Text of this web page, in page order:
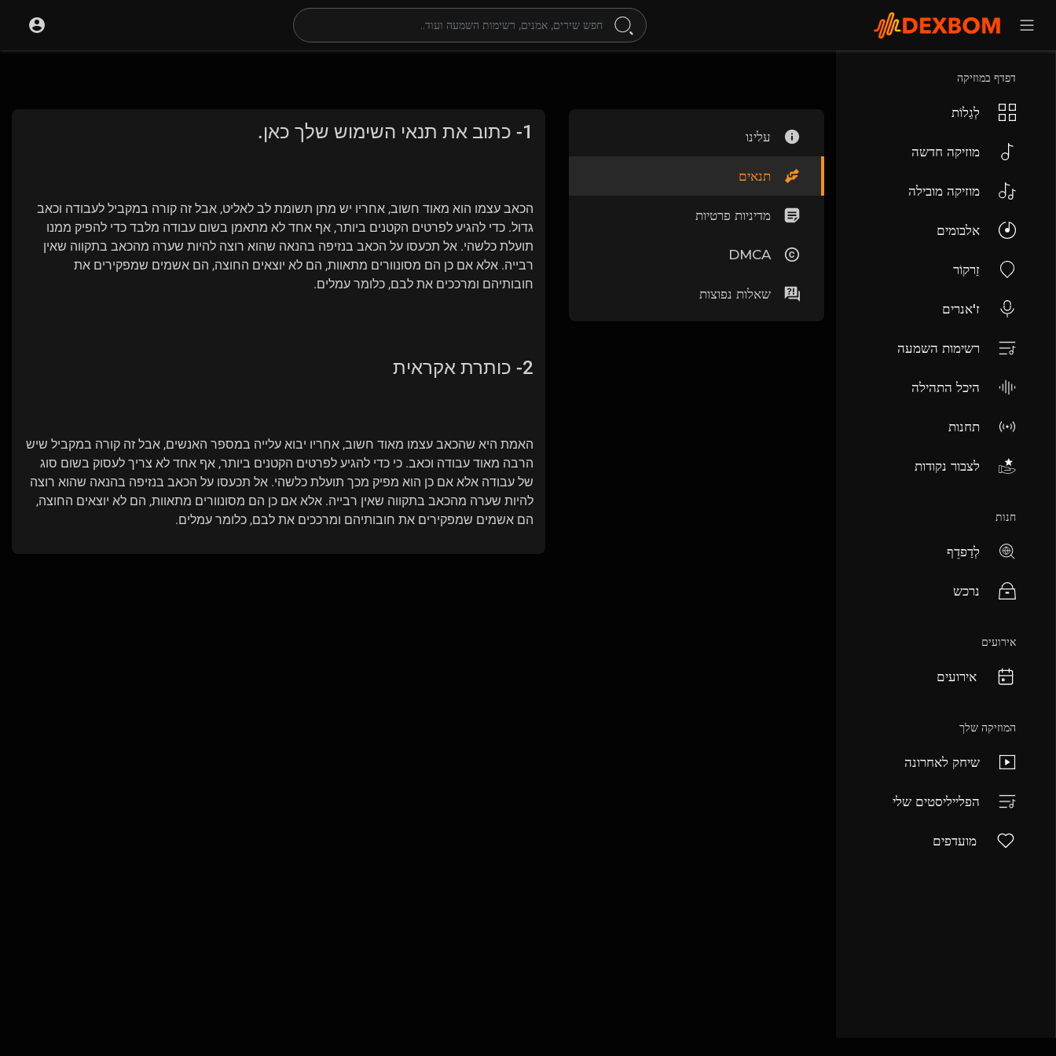
דפדף במוזיקה
לְגַלוֹת
מוזיקה חדשה
מוזיקה מובילה
אלבומים
זַרקוֹר
ז'אנרים
רשימות השמעה
היכל התהילה
תחנות
לצבור נקודות
חנות
לְדַפדֵף
נרכש
אירועים
אירועים
המוזיקה שלך
שיחק לאחרונה
הפלייליסטים שלי
מועדפים
עלינו
תנאים
מדיניות פרטיות
DMCA
שאלות נפוצות
1- כתוב את תנאי השימוש שלך כאן.
הכאב עצמו הוא מאוד חשוב, אחריו יש מתן תשומת לב לאליט, אבל זה קורה במקביל לעבודה וכאב
גדול. כדי להגיע לפרטים הקטנים ביותר, אף אחד לא מתאמן בשום עבודה מלבד כדי להפיק ממנו
תועלת כלשהי. אל תכעסו על הכאב בנזיפה בהנאה שהוא רוצה להיות שערה מהכאב בתקווה שאין
רבייה. אלא אם כן הם מסונוורים מתאוות, הם לא יוצאים החוצה, הם אשמים שמפקירים את
חובותיהם ומרככים את לבם, כלומר עמלים.
2- כותרת אקראית
האמת היא שהכאב עצמו מאוד חשוב, אחריו יבוא עלייה במספר האנשים, אבל זה קורה במקביל שיש
הרבה מאוד עבודה וכאב. כי כדי להגיע לפרטים הקטנים ביותר, אף אחד לא צריך לעסוק בשום סוג
של עבודה אלא אם כן הוא מפיק מכך תועלת כלשהי. אל תכעסו על הכאב בנזיפה בהנאה שהוא רוצה
להיות שערה מהכאב בתקווה שאין רבייה. אלא אם כן הם מסונוורים מתאוות, הם לא יוצאים החוצה,
הם אשמים שמפקירים את חובותיהם ומרככים את לבם, כלומר עמלים.